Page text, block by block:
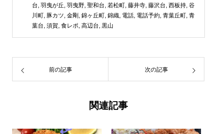
台, 羽曳が丘, 羽曳野, 聖和台, 若松町, 藤井寺, 藤沢台, 西板持, 谷
川町, 豚カツ, 金剛 , 錦ヶ丘町, 錦織, 電話, 電話予約, 青葉丘町, 青
葉台, 須賀, 食レポ, 高辺台, 黒山
前の記事 次の記事
関連記事